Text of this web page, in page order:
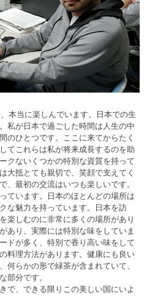
本当に楽しんでいます。日本での生
私が日本で過ごした時間は人生の中
のひとつです。ここに来てからたく
てこれらは私が将来成長するのを助
クないくつかの特別な資質を持って
大抵とても親切で、笑顔で支えてく
、最初の交流はいつも楽しいです。
ています。日本のほとんどの場所は
な魅力を持っています。日本を訪
楽しむのに非常に多くの場所があり
あり、実際には特別な味をしていま
ドが多く、特別で香り高い味をして
料理方法があります。健康にも良い
何らかの形で緑茶が含まれていて、
部分です。
で、できる限りこの美しい国にいよ